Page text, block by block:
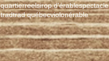
quartierreelsirop d'érablespectacle
tradtrad québecviolonérable